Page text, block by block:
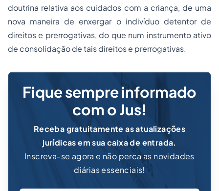
doutrina relativa aos cuidados com a criança, de uma
nova maneira de enxergar o indivíduo detentor de
direitos e prerrogativas, do que num instrumento ativo
de consolidação de tais direitos e prerrogativas.
Fique sempre informado
com o Jus!
Receba gratuitamente as atualizações
jurídicas em sua caixa de entrada.
Inscreva-se agora e não perca as novidades
diárias essenciais!